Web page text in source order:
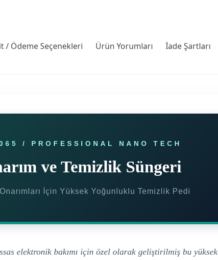
/ Ödeme Seçenekleri Ürün Yorumları İade Şartları
/ PROFESSIONAL NANO TECH
ve Temizlik Süngeri
İçin Yüksek Yoğunluklu Temizlik Pedi
elektronik bakımı için özel olarak geliştirilmiş bu yüksek